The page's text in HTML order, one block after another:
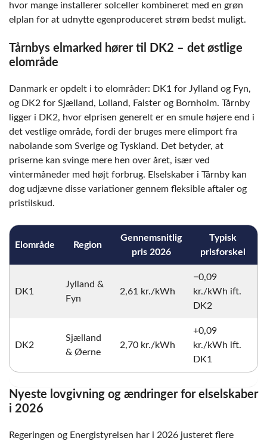
hvor mange installerer solceller kombineret med en grøn
elplan for at udnytte egenproduceret strøm bedst muligt.
Tårnbys elmarked hører til DK2 – det østlige
elområde
Danmark er opdelt i to elområder: DK1 for Jylland og Fyn,
og DK2 for Sjælland, Lolland, Falster og Bornholm. Tårnby
ligger i DK2, hvor elprisen generelt er en smule højere end i
det vestlige område, fordi der bruges mere elimport fra
nabolande som Sverige og Tyskland. Det betyder, at
priserne kan svinge mere hen over året, især ved
vintermåneder med højt forbrug. Elselskaber i Tårnby kan
dog udjævne disse variationer gennem fleksible aftaler og
pristilskud.
Elområde Region
Gennemsnitlig
pris 2026
Typisk
prisforskel
DK1
Jylland &
Fyn
2,61 kr./kWh
−0,09
kr./kWh ift.
DK2
DK2
Sjælland
& Øerne
2,70 kr./kWh
+0,09
kr./kWh ift.
DK1
Nyeste lovgivning og ændringer for elselskaber
i 2026
Regeringen og Energistyrelsen har i 2026 justeret flere